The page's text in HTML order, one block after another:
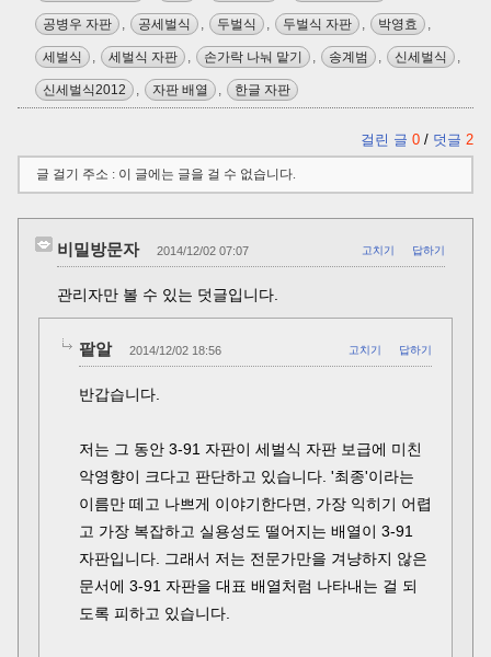
공병우 자판 , 공세벌식 , 두벌식 , 두벌식 자판 , 박영효 ,
세벌식 , 세벌식 자판 , 손가락 나눠 맡기 , 송계범 , 신세벌식 ,
신세벌식2012 , 자판 배열 , 한글 자판
걸린 글 0 / 덧글 2
글 걸기 주소 : 이 글에는 글을 걸 수 없습니다.
비밀방문자 2014/12/02 07:07 고치기 답하기
관리자만 볼 수 있는 덧글입니다.
팥알 2014/12/02 18:56 고치기 답하기
반갑습니다.
저는 그 동안 3-91 자판이 세벌식 자판 보급에 미친
악영향이 크다고 판단하고 있습니다. '최종'이라는
이름만 떼고 나쁘게 이야기한다면, 가장 익히기 어렵
고 가장 복잡하고 실용성도 떨어지는 배열이 3-91
자판입니다. 그래서 저는 전문가만을 겨냥하지 않은
문서에 3-91 자판을 대표 배열처럼 나타내는 걸 되
도록 피하고 있습니다.